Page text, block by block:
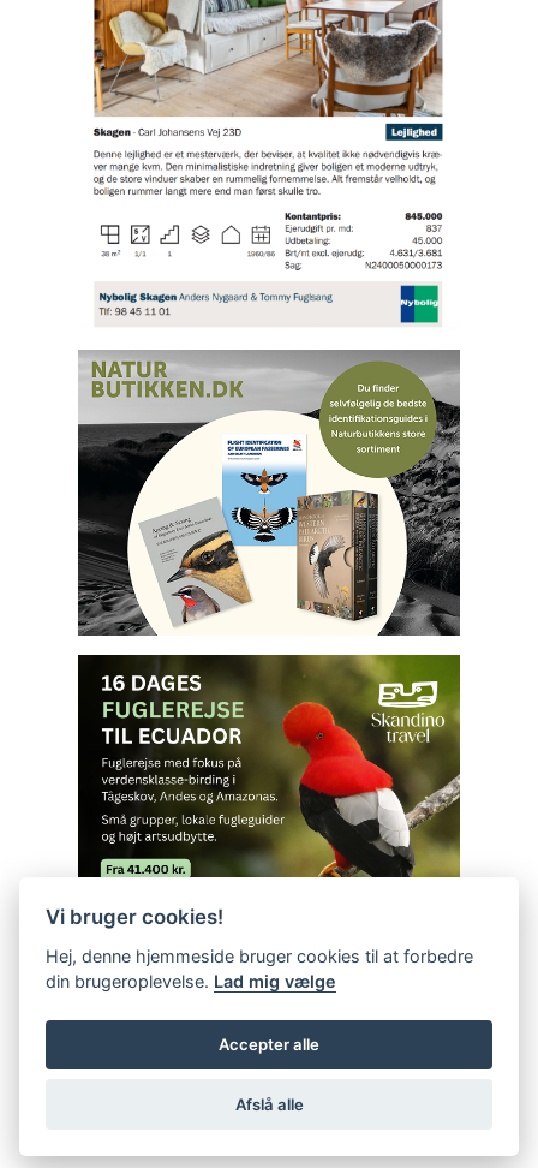
Vi bruger cookies!
Hej, denne hjemmeside bruger cookies til at forbedre
din brugeroplevelse. Lad mig vælge
Accepter alle
Afslå alle